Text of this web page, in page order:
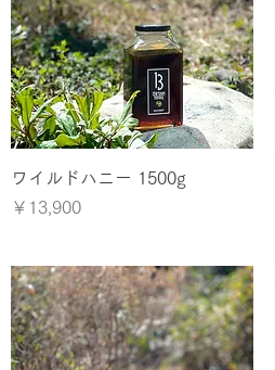
クイックビュー
ワイルドハニー 1500g
価格
￥13,900